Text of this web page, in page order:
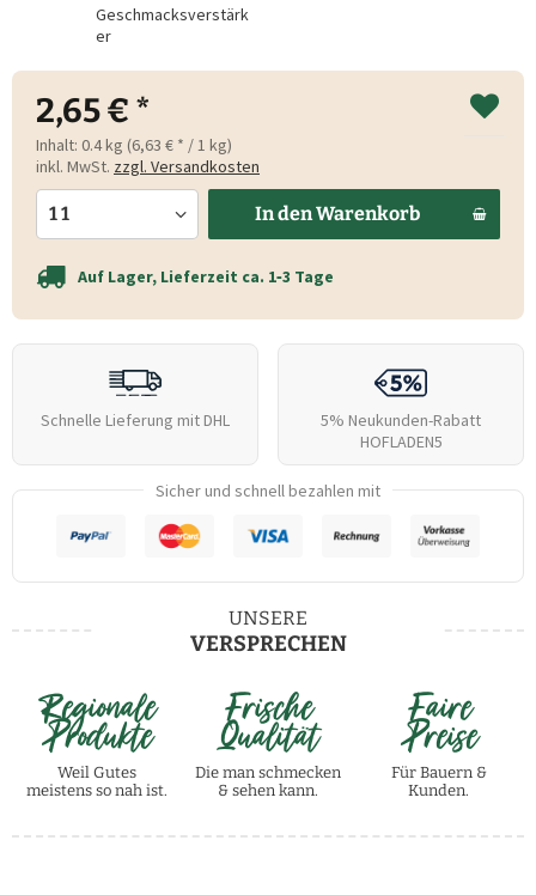
Geschmacksverstärk
er
2,65 € *
Inhalt: 0.4 kg (6,63 € * / 1 kg)
inkl. MwSt. zzgl. Versandkosten
In denWarenkorb
Auf Lager, Lieferzeit ca. 1‑3 Tage
Schnelle Lieferung mit DHL
5% Neukunden-Rabatt
HOFLADEN5
Sicher und schnell bezahlen mit
UNSERE
VERSPRECHEN
Regionale
Produkte
Weil Gutes
meistens so nah ist.
Frische
Qualität
Die man schmecken
& sehen kann.
Faire
Preise
Für Bauern &
Kunden.